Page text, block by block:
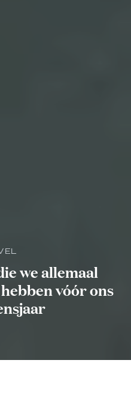
we allemaal
vóór ons